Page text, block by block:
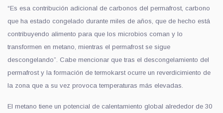
“Es esa contribución adicional de carbonos del permafrost, carbono
que ha estado congelado durante miles de años, que de hecho está
contribuyendo alimento para que los microbios coman y lo
transformen en metano, mientras el permafrost se sigue
descongelando”. Cabe mencionar que tras el descongelamiento del
permafrost y la formación de termokarst ocurre un reverdicimiento de
la zona que a su vez provoca temperaturas más elevadas.
El metano tiene un potencial de calentamiento global alrededor de 30